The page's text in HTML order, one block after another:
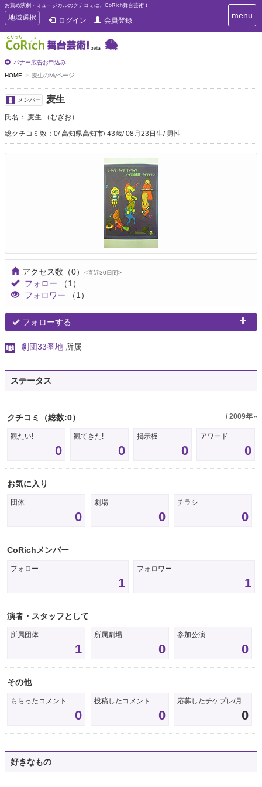
お薦め演劇・ミュージカルのクチコミは、CoRich舞台芸術！
T
o
g
g
e
n
a
v
i
g
t
i
地域選択 ログイン 会員登録
バナー広告お申込み
T
o
a
t
menu
HOME 麦生のMyページ
メンバー 麦生
氏名： 麦生 （むぎお）
総クチコミ数：0 高知県高知市 43歳 08月23日生 男性
アクセス数 （0） <直近30日間>
フォロー
（1）
フォロワー
（1）
フォローする
劇団33番地 所属
ステータス
クチコミ （総数:0） / 2009年～
観たい!
0
観てきた!
0
掲示板
0
アワード
0
お気に入り
団体
0
劇場
0
チラシ
0
CoRichメンバー
フォロー
1
フォロワー
1
演者・スタッフとして
所属団体
1
所属劇場
0
参加公演
0
その他
もらったコメント
0
投稿したコメント
0
応募したチケプレ/月
0
好きなもの